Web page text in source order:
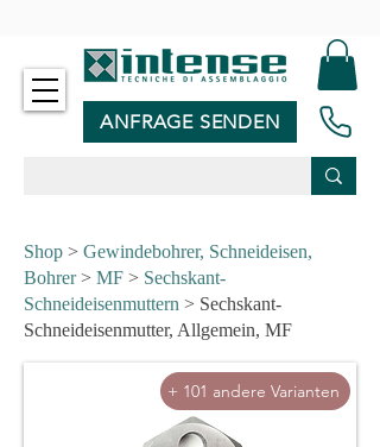
ANFRAGE SENDEN
Shop > Gewindebohrer, Schneideisen,
Bohrer> MF > Sechskant-
Schneideisenmuttern > Sechskant-
Schneideisenmutter, Allgemein, MF
+ 101 andere Varianten